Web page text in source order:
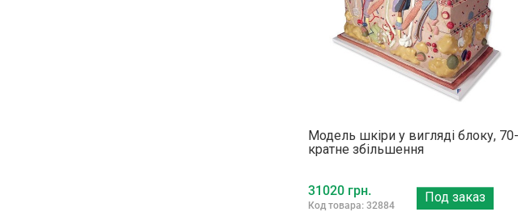
Модель шкіри у вигляді блоку, 70-
кратне збільшення
31020 грн.
Код товара: 32884
Под заказ